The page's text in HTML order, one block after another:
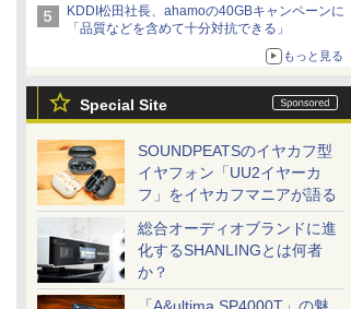
KDDI松田社長、ahamoの40GBキャンペーンに
「品質などを含めて十分対抗できる」
もっと見る
Special Site
SOUNDPEATSのイヤカフ型
イヤフォン「UU2イヤーカ
フ」をイヤカフマニアが語る
総合オーディオブランドに進
化するSHANLINGとは何者
か？